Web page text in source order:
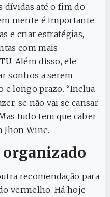
dívidas até o fim do
mente é importante
e criar estratégias,
com mais
Além disso, ele
sonhos a serem
e longo prazo. “Inclua
se não vai se cansar
tudo tem que caber
Jhon Wine.
recomendação para
vermelho. Há hoje